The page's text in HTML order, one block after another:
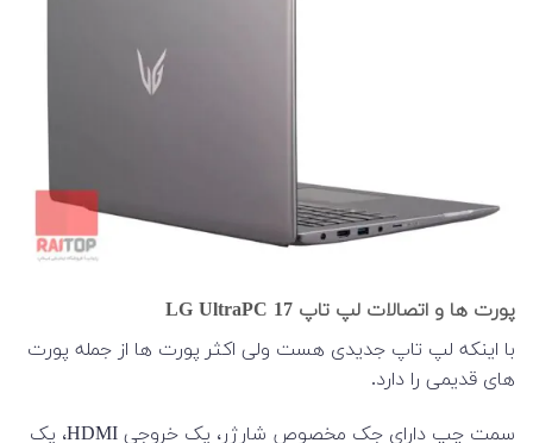
پورت ها و اتصالات لپ تاپ LG UltraPC 17
با اینکه لپ تاپ جدیدی هست ولی اکثر پورت ها از جمله پورت
های قدیمی را دارد.
سمت چپ دارای جک مخصوص شارژر، یک خروجی HDMI، یک